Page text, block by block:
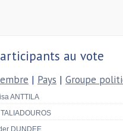
au vote
| Pays | Groupe
ANTTILA
DUNDEE